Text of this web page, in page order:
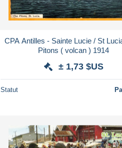
CPA Antilles - Sainte Lucie / St
Pitons ( volcan ) 1914
± 1,73 $US
Statut